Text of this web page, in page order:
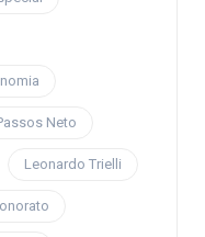
Neto
Leonardo Trielli